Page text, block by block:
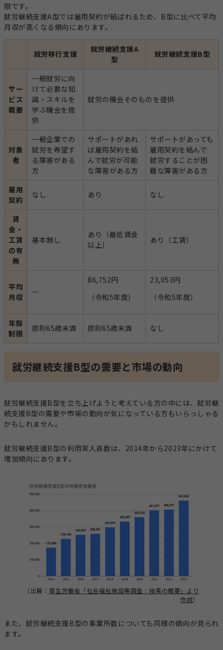
限です。
就労継続支援A型では雇用契約が結ばれるため、B型に比べて平均
月収が高くなる傾向にあります。
就労移行支援
就労継続支援A
型
就労継続支援B型
サー
ビス
概要
一般就労に向
けて必要な知
識・スキルを
学ぶ機会を提
供
就労の機会そのものを提供
対象
者
一般企業での
就労を希望す
る障害がある
方
サポートがあれ
ば雇用契約を結
んで就労が可能
な障害がある方
サポートがあっても
雇用契約を結んで
就労することが困
難な障害がある方
雇用
契約
なし あり なし
賃
金・
工賃
の有
無
基本無し
あり（最低賃金
以上）
あり（工賃）
平均
月収
ー
86,752円
（令和5年度）
23,053円
（令和5年度）
年齢
制限
原則65歳未満 原則65歳未満 なし
就労継続支援B型の需要と市場の動向
就労継続支援B型を立ち上げようと考えている方の中には、就労継
続支援B型の需要や市場の動向が気になっている方もいらっしゃる
かもしれません。
就労継続支援B型の利用実人員数は、2014年から2023年にかけて
増加傾向にあります。
（出展： 厚生労働省「社会福祉施設等調査：結果の概要」より
作成）
また、就労継続支援B型の事業所数についても同様の傾向が見られ
ます。